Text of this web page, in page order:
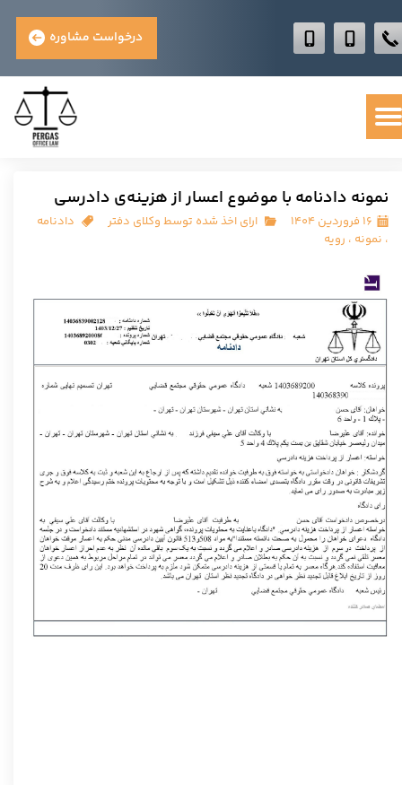
درخواست مشاوره
نمونه دادنامه با موضوع اعسار از هزینه‌ی دادرسی
۱۶ فروردین ۱۴۰۴ ارای اخذ شده توسط وکلای دفتر
دادنامه
، نمونه ، رویه